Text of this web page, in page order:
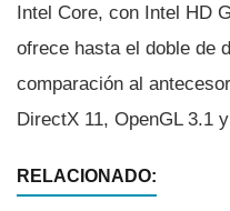
Intel Core, con Intel HD
ofrece hasta el doble de
comparación al
DirectX 11, OpenGL 3.1
RELACIONADO: